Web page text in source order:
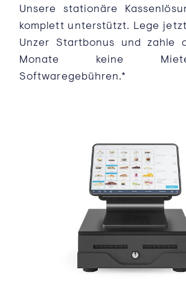
Unsere stationäre
komplett unterstützt. Lege
Unzer Startbonus und zahle
Monate keine
Softwaregebühren.*